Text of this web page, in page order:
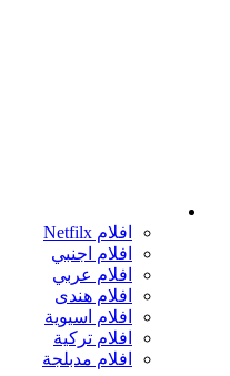
افلام Netfilx
افلام اجنبي
افلام عربي
افلام هندى
افلام اسيوية
افلام تركية
افلام مدبلجة